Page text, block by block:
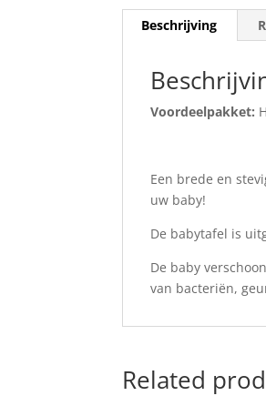
Beschrijving
Voordeelpakket:
Een brede en
uw baby!
De babytafel is
De baby
van bacteriën,
Related